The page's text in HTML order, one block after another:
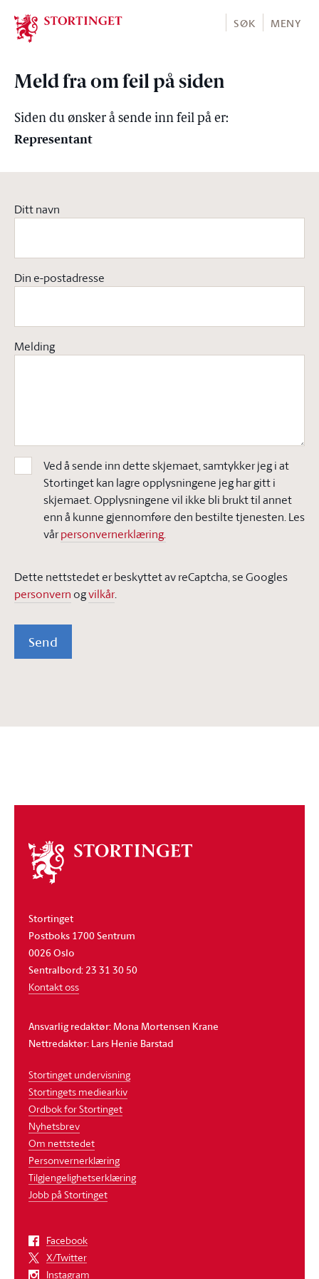
Stortinget.no
SØK MENY
Meld fra om feil på siden
Siden du ønsker å sende inn feil på er:
Representant
Ditt navn
Din e-postadresse
Melding
Ved å sende inn dette skjemaet, samtykker jeg i at
Stortinget kan lagre opplysningene jeg har gitt i
skjemaet. Opplysningene vil ikke bli brukt til annet
enn å kunne gjennomføre den bestilte tjenesten. Les
vårpersonvernerklæring.
Dette nettstedet er beskyttet av reCaptcha, se Googles
personvern ogvilkår.
Send
Om
stortinget
Stortinget
Postboks 1700 Sentrum
0026 Oslo
Sentralbord: 23 31 30 50
Kontakt oss
Ansvarlig redaktør: Mona Mortensen Krane
Nettredaktør: Lars Henie Barstad
Stortinget undervisning
Stortingets mediearkiv
Ordbok for Stortinget
Nyhetsbrev
Om nettstedet
Personvernerklæring
Tilgjengelighetserklæring
Jobb på Stortinget
Facebook
X/Twitter
Instagram